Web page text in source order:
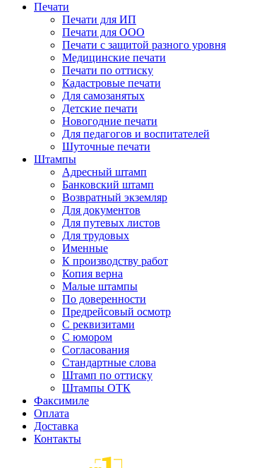
Печати
Печати для ИП
Печати для ООО
Печати с защитой разного уровня
Медицинские печати
Печати по оттиску
Кадастровые печати
Для самозанятых
Детские печати
Новогодние печати
Для педагогов и воспитателей
Шуточные печати
Штампы
Адресный штамп
Банковский штамп
Возвратный экземляр
Для документов
Для путевых листов
Для трудовых
Именные
К производству работ
Копия верна
Малые штампы
По доверенности
Предрейсовый осмотр
С реквизитами
С юмором
Согласования
Стандартные слова
Штамп по оттиску
Штампы ОТК
Факсимиле
Оплата
Доставка
Контакты